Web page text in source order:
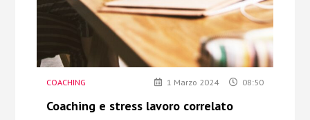
COACHING 1 Marzo 2024 08:50
Coaching e stress lavoro correlato